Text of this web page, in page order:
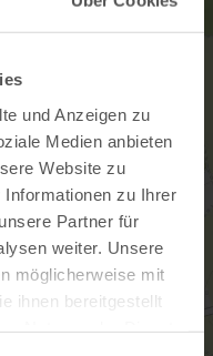
und Anzeigen zu
Medien anbieten
Website zu
zu Ihrer
Partner für
weiter. Unsere
möglicherweise mit
ihnen bereitgestellt